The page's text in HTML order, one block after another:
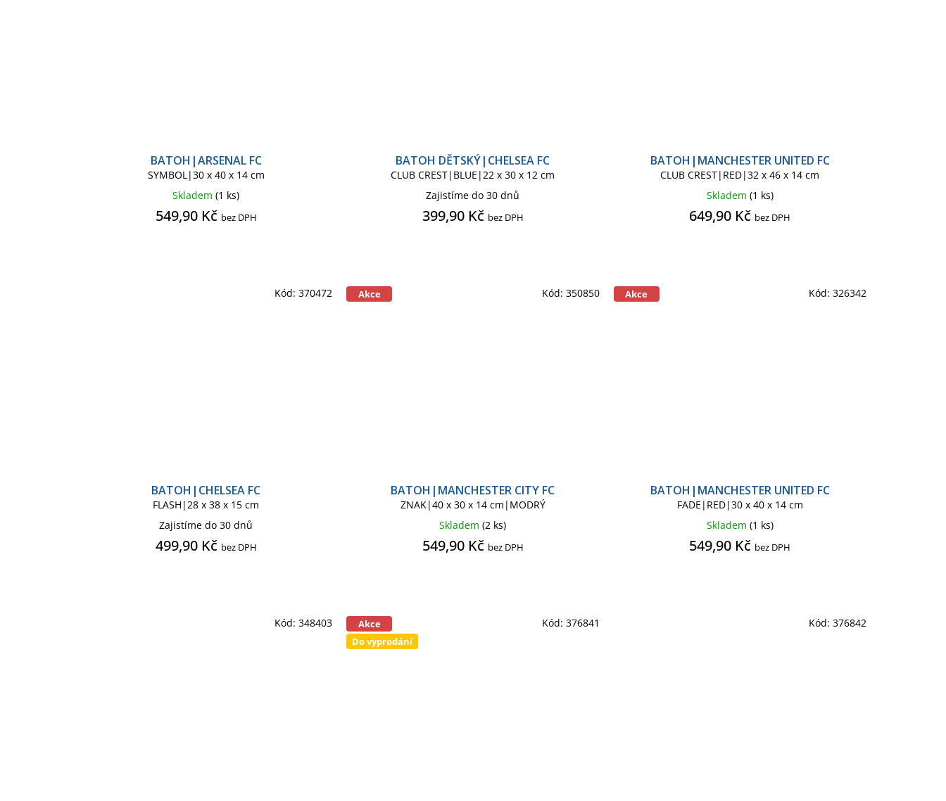
BATOH|ARSENAL FC
SYMBOL|30 x 40 x 14 cm
Skladem(1 ks)
549,90 Kč bez DPH
BATOH DĚTSKÝ|CHELSEA FC
CLUB CREST|BLUE|22 x 30 x 12 cm
Zajistíme do 30 dnů
399,90 Kč bez DPH
BATOH|MANCHESTER UNITED FC
CLUB CREST|RED|32 x 46 x 14 cm
Skladem (1 ks)
649,90 Kč bez DPH
BATOH|CHELSEA FC
FLASH|28 x 38 x 15 cm
Zajistíme do 30 dnů
499,90 Kč bez DPH
Kód:370472 Akce
BATOH|MANCHESTER CITY FC
ZNAK|40 x 30 x 14 cm|MODRÝ
Skladem(2 ks)
549,90 Kč bez DPH
Kód: 350850 Akce
BATOH|MANCHESTER UNITED FC
FADE|RED|30 x 40 x 14 cm
Skladem (1 ks)
549,90 Kč bez DPH
Kód: 326342
Kód:348403
Akce
Do vyprodání
Kód: 376841 Kód: 376842